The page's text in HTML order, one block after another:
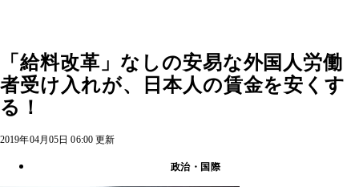
「給料改革」なしの安易な外国人労働
者受け入れが、日本人の賃金を安くす
る！
2019年04月05日 06:00 更新
政治・国際